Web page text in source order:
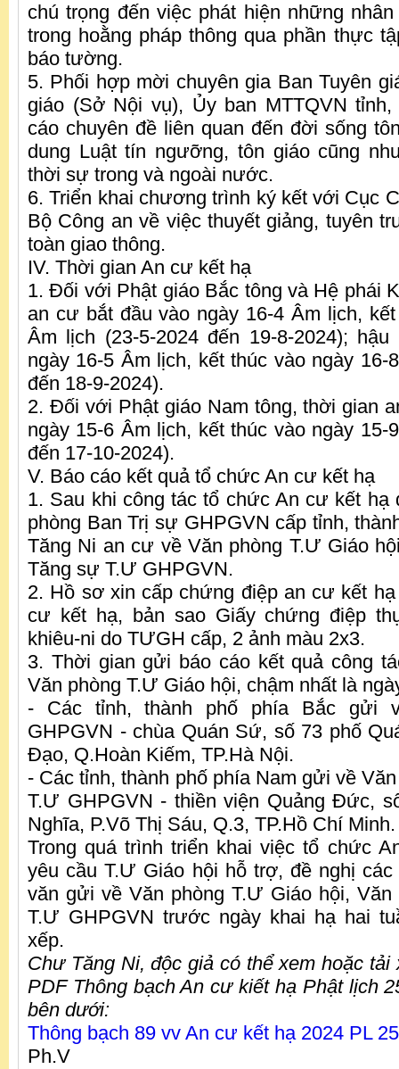
chú trọng đến việc phát hiện những
trong hoằng pháp thông qua phần thực
báo tường.
5. Phối hợp mời chuyên gia Ban Tuyên
giáo (Sở Nội vụ), Ủy ban MTTQVN
cáo chuyên đề liên quan đến đời sống
dung Luật tín ngưỡng, tôn giáo cũng
thời sự trong và ngoài nước.
6. Triển khai chương trình ký kết với Cục
Bộ Công an về việc thuyết giảng, tuyên
toàn giao thông.
IV. Thời gian An cư kết hạ
1. Đối với Phật giáo Bắc tông và Hệ phái
an cư bắt đầu vào ngày 16-4 Âm lịch,
Âm lịch (23-5-2024 đến 19-8-2024);
ngày 16-5 Âm lịch, kết thúc vào ngày 16-
đến 18-9-2024).
2. Đối với Phật giáo Nam tông, thời gian
ngày 15-6 Âm lịch, kết thúc vào ngày 15-
đến 17-10-2024).
V. Báo cáo kết quả tổ chức An cư kết hạ
1. Sau khi công tác tổ chức An cư kết hạ
phòng Ban Trị sự GHPGVN cấp tỉnh,
Tăng Ni an cư về Văn phòng T.Ư Giáo
Tăng sự T.Ư GHPGVN.
2. Hồ sơ xin cấp chứng điệp an cư kết
cư kết hạ, bản sao Giấy chứng điệp
khiêu-ni do TƯGH cấp, 2 ảnh màu 2x3.
3. Thời gian gửi báo cáo kết quả công
Văn phòng T.Ư Giáo hội, chậm nhất là
- Các tỉnh, thành phố phía Bắc gửi
GHPGVN - chùa Quán Sứ, số 73 phố
Đạo, Q.Hoàn Kiếm, TP.Hà Nội.
- Các tỉnh, thành phố phía Nam gửi về
T.Ư GHPGVN - thiền viện Quảng Đức,
Nghĩa, P.Võ Thị Sáu, Q.3, TP.Hồ Chí
Trong quá trình triển khai việc tổ chức
yêu cầu T.Ư Giáo hội hỗ trợ, đề nghị
văn gửi về Văn phòng T.Ư Giáo hội,
T.Ư GHPGVN trước ngày khai hạ hai
xếp.
Chư Tăng Ni, độc giả có thể xem hoặc tải
PDF Thông bạch An cư kiết hạ Phật lịch
bên dưới:
Thông bạch 89 vv An cư kết hạ 2024 PL
Ph.V